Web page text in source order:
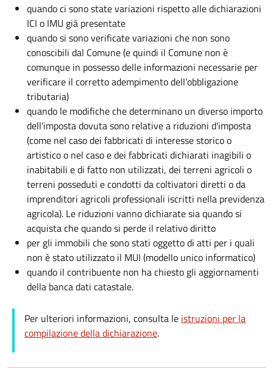
quando ci sono state variazioni rispetto alle dichiarazioni
ICI o IMU già presentate
quando si sono verificate variazioni che non sono
conoscibili dal Comune (e quindi il Comune non è
comunque in possesso delle informazioni necessarie per
verificare il corretto adempimento dell’obbligazione
tributaria)
quando le modifiche che determinano un diverso importo
dell'imposta dovuta sono relative a riduzioni d'imposta
(come nel caso dei fabbricati di interesse storico o
artistico o nel caso e dei fabbricati dichiarati inagibili o
inabitabili e di fatto non utilizzati, dei terreni agricoli o
terreni posseduti e condotti da coltivatori diretti o da
imprenditori agricoli professionali iscritti nella previdenza
agricola). Le riduzioni vanno dichiarate sia quando si
acquista che quando si perde il relativo diritto
per gli immobili che sono stati oggetto di atti per i quali
non è stato utilizzato il MUI (modello unico informatico)
quando il contribuente non ha chiesto gli aggiornamenti
della banca dati catastale.
Per ulteriori informazioni, consulta le istruzioni per la
compilazione della dichiarazione.